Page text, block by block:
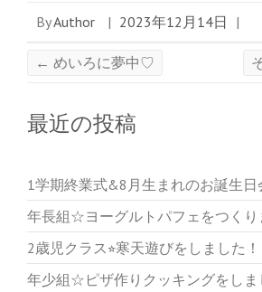
ByAuthor | 2023年12月14日 |
← めいろに夢中♡
最近の投稿
1学期終業式&8月生まれのお誕生日
年長組☆ヨーグルトパフェをつくり
2歳児クラス⭐︎寒天遊びをしました！
年少組☆ピザ作りクッキングをしま